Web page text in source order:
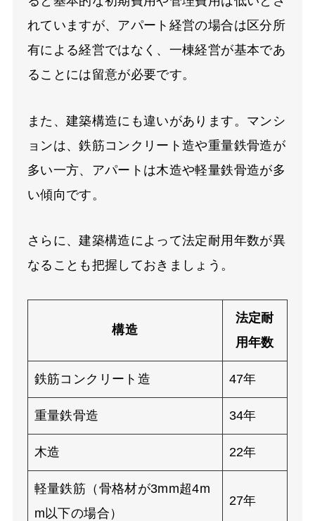
れていますが、アパート経営の場合は区分所
有による経営ではなく、一棟経営が基本であ
ることには留意が必要です。
また、建築構造にも違いがあります。マンシ
ョンは、鉄筋コンクリート造や重量鉄骨造が
多い一方、アパートは木造や軽量鉄骨造が多
い傾向です。
さらに、建築構造によって法定耐用年数が異
なることも把握しておきましょう。
構造
法定耐
用年数
鉄筋コンクリート造 47年
重量鉄骨造 34年
木造 22年
軽量鉄筋（骨格材が3mm超4m
m以下の場合）
27年